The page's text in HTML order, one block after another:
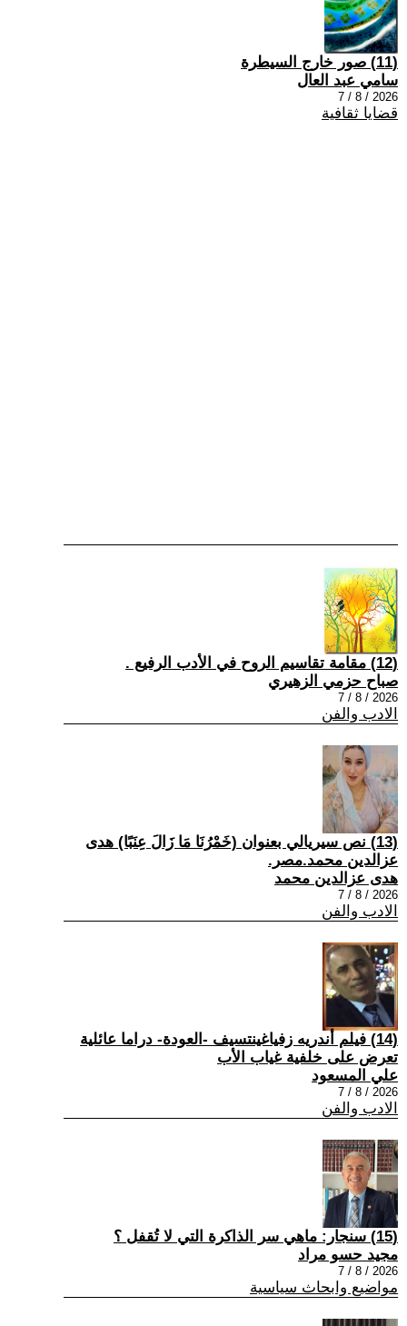
(11) صور خارج السيطرة
سامي عبد العال
2026 / 8 / 7
قضايا ثقافية
(12) مقامة تقاسيم الروح في الأدب الرفيع .
صباح حزمي الزهيري
2026 / 8 / 7
الادب والفن
(13) نص سيريالي بعنوان (خَمْرُنَا مَا زَالَ عِنَبًا) هدى
عزالدين محمد.مصر.
هدى عزالدين محمد
2026 / 8 / 7
الادب والفن
(14) فيلم أندريه زفياغينتسيف -العودة- دراما عائلية
تعرض على خلفية غياب الأب
علي المسعود
2026 / 8 / 7
الادب والفن
(15) سنجار: ماهي سر الذاكرة التي لا تُقفل ؟
مجيد حسو مراد
2026 / 8 / 7
مواضيع وابحاث سياسية